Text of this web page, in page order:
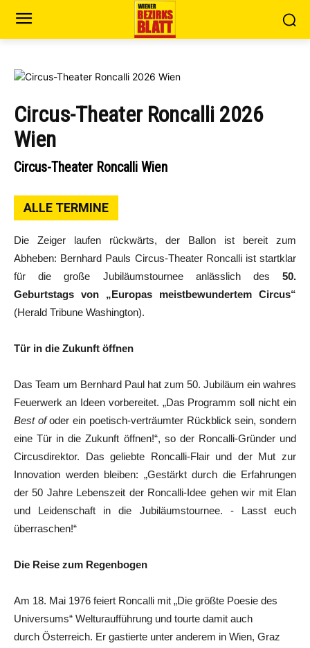
Circus-Theater Roncalli 2026
Wien
Circus-Theater Roncalli Wien
ALLE TERMINE
Die Zeiger laufen rückwärts, der Ballon ist bereit zum
Abheben: Bernhard Pauls Circus-Theater Roncalli ist startklar
für die große Jubiläumstournee anlässlich des 50.
Geburtstags von „Europas meistbewundertem Circus“
(Herald Tribune Washington).
Tür in die Zukunft öffnen
Das Team um Bernhard Paul hat zum 50. Jubiläum ein wahres
Feuerwerk an Ideen vorbereitet. „Das Programm soll nicht ein
Best ofoder ein poetisch-verträumter Rückblick sein, sondern
eine Tür in die Zukunft öffnen!“, so der Roncalli-Gründer und
Circusdirektor. Das geliebte Roncalli-Flair und der Mut zur
Innovation werden bleiben: „Gestärkt durch die Erfahrungen
der 50 Jahre Lebenszeit der Roncalli-Idee gehen wir mit Elan
und Leidenschaft in die Jubiläumstournee. - Lasst euch
überraschen!“
Die Reise zum Regenbogen
Am 18. Mai 1976 feiert Roncalli mit „Die größte Poesie des
Universums“ Welturaufführung und tourte damit auch
durch Österreich. Er gastierte unter anderem in Wien, Graz